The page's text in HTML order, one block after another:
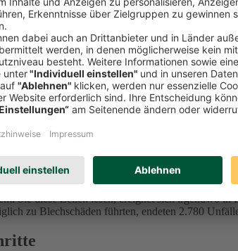
TÜV-Studie aus dem Jahr 2024 ergab, dass
Sie diese Zeilen lesen, ereignet sich irgendwo
zu Blechschäden führten, endeten 2.780